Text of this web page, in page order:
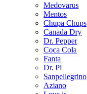
Medovarus
Mentos
Chupa Chups
Canada Dry
Dr. Pepper
Coca Cola
Fanta
Dr. Pi
Sanpellegrino
Aziano